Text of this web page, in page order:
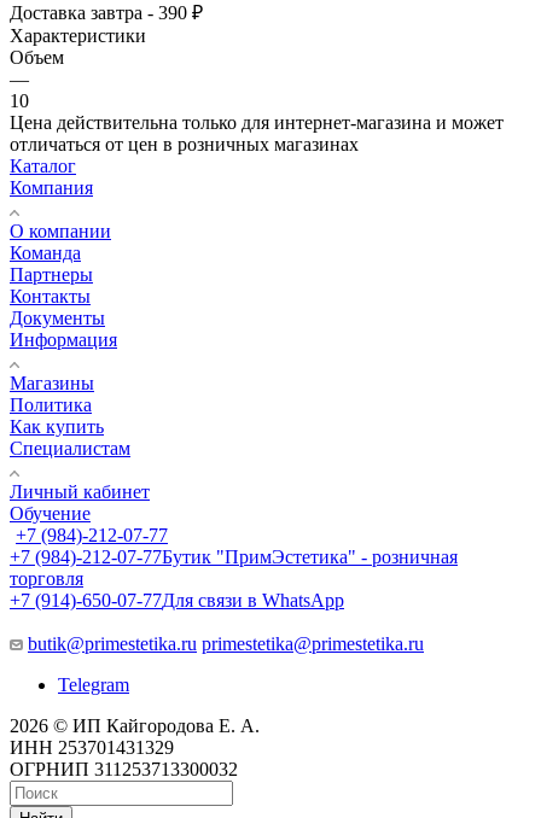
Доставка завтра - 390 ₽
Характеристики
Объем
—
10
Цена действительна только для интернет-магазина и может
отличаться от цен в розничных магазинах
Каталог
Компания
О компании
Команда
Партнеры
Контакты
Документы
Информация
Магазины
Политика
Как купить
Специалистам
Личный кабинет
Обучение
+7 (984)-212-07-77
+7 (984)-212-07-77Бутик "ПримЭстетика" - розничная
торговля
+7 (914)-650-07-77Для связи в WhatsApp
butik@primestetika.ru primestetika@primestetika.ru
Telegram
2026 © ИП Кайгородова Е. А.
ИНН 253701431329
ОГРНИП 311253713300032